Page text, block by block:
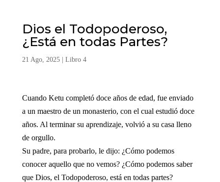
Dios el Todopoderoso,
¿Está en todas Partes?
21 Ago, 2025| Libro 4
Cuando Ketu completó doce años de edad, fue enviado
a un maestro de un monasterio, con el cual estudió doce
años. Al terminar su aprendizaje, volvió a su casa lleno
de orgullo.
Su padre, para probarlo, le dijo: ¿Cómo podemos
conocer aquello que no vemos? ¿Cómo podemos saber
que Dios, el Todopoderoso, está en todas partes?